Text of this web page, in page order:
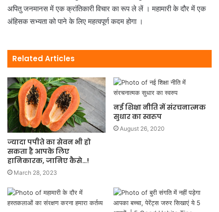
अपितु जनमानस में एक क्रांतिकारी विचार का रूप ले लें । महामारी के दौर में एक
अंहिसक सभ्यता को पाने के लिए महत्वपूर्ण कदम होगा ।
Related Articles
ज्यादा पपीते का सेवन भी हो
सकता है आपके लिए
हानिकारक, जानिए कैसे…!
March 28, 2023
नई शिक्षा नीति में संरचनात्मक
सुधार का स्वरुप
August 26, 2020